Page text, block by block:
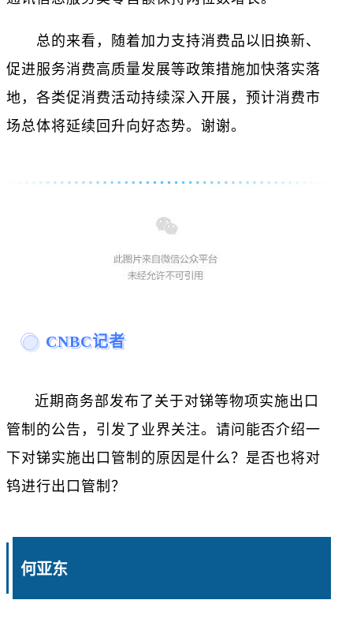
总的来看，随着加力支持消费品以旧换新、
促进服务消费高质量发展等政策措施加快落实落
地，各类促消费活动持续深入开展，预计消费市
场总体将延续回升向好态势。谢谢。
CNBC记者
近期商务部发布了关于对锑等物项实施出口
管制的公告，引发了业界关注。请问能否介绍一
下对锑实施出口管制的原因是什么？是否也将对
钨进行出口管制？
何亚东